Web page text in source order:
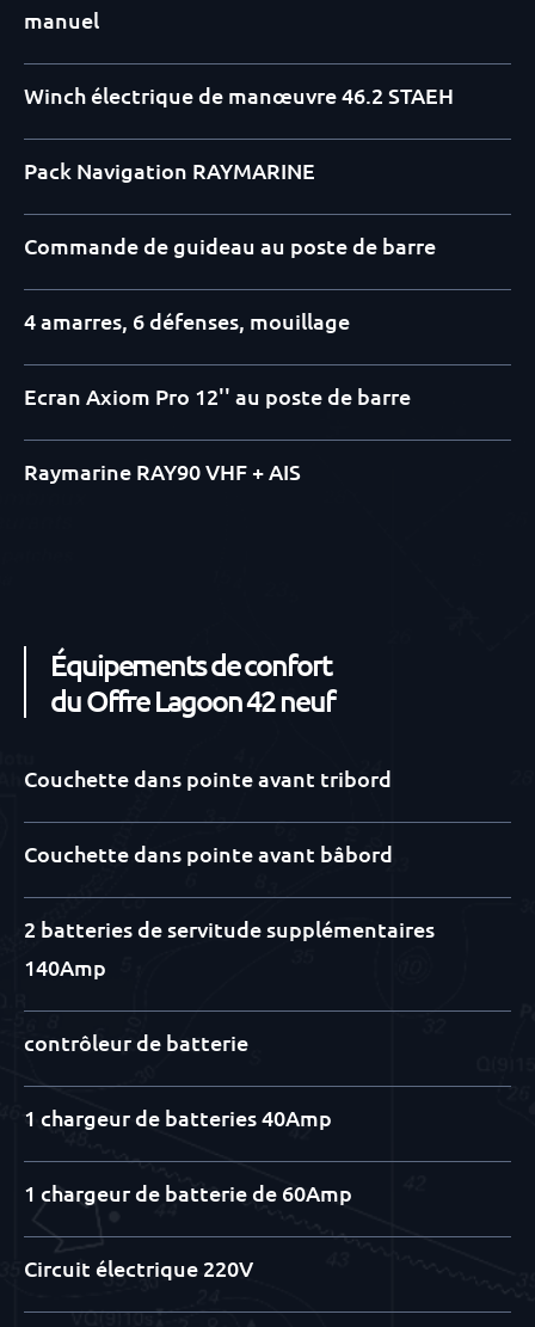
manuel
Winch électrique de manœuvre 46.2 STAEH
Pack Navigation RAYMARINE
Commande de guideau au poste de barre
4 amarres, 6 défenses, mouillage
Ecran Axiom Pro 12'' au poste de barre
Raymarine RAY90 VHF + AIS
Équipements de confort
du Offre Lagoon 42 neuf
Couchette dans pointe avant tribord
Couchette dans pointe avant bâbord
2 batteries de servitude supplémentaires
140Amp
contrôleur de batterie
1 chargeur de batteries 40Amp
1 chargeur de batterie de 60Amp
Circuit électrique 220V